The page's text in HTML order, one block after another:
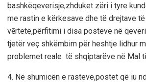
bashkëqeverisje,zhduket zëri i tyre
me rastin e kërkesave dhe të drejtave
vērtetë,përfitimi i disa posteve në
tjetër veç shkëmbim për heshtje lidhur
problemet reale të shqiptarëve në Mal
4. Në shumicën e rasteve,postet që iu